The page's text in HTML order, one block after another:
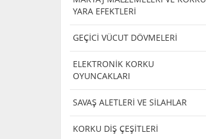
YARA EFEKTLERİ
GEÇİCİ VÜCUT DÖVMELERİ
ELEKTRONİK KORKU
OYUNCAKLARI
SAVAŞ ALETLERİ VE SİLAHLAR
KORKU DİŞ ÇEŞİTLERİ